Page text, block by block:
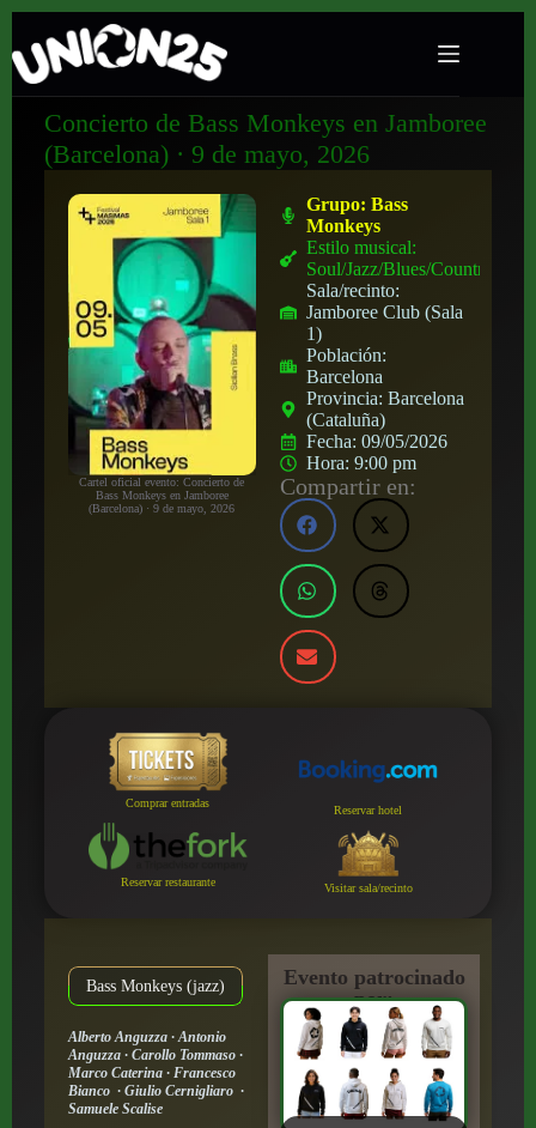
Concierto de Bass Monkeys en Jamboree
(Barcelona) · 9 de mayo, 2026
Cartel oficial evento: Concierto de
Bass Monkeys en Jamboree
(Barcelona) · 9 de mayo, 2026
Grupo:Bass
Monkeys
Estilo musical:
Soul/Jazz/Blues/Country
Sala/recinto:
Jamboree Club (Sala
1)
Población:
Barcelona
Provincia:Barcelona
(Cataluña)
Fecha:09/05/2026
Hora:9:00 pm
Compartir en:
Comprar entradas
Reservar hotel
Reservar restaurante Visitar sala/recinto
Bass Monkeys (jazz)
Alberto Anguzza · Antonio
Anguzza · Carollo Tommaso ·
Marco Caterina · Francesco
Bianco · Giulio Cernigliaro ·
Samuele Scalise
Evento patrocinado
por: